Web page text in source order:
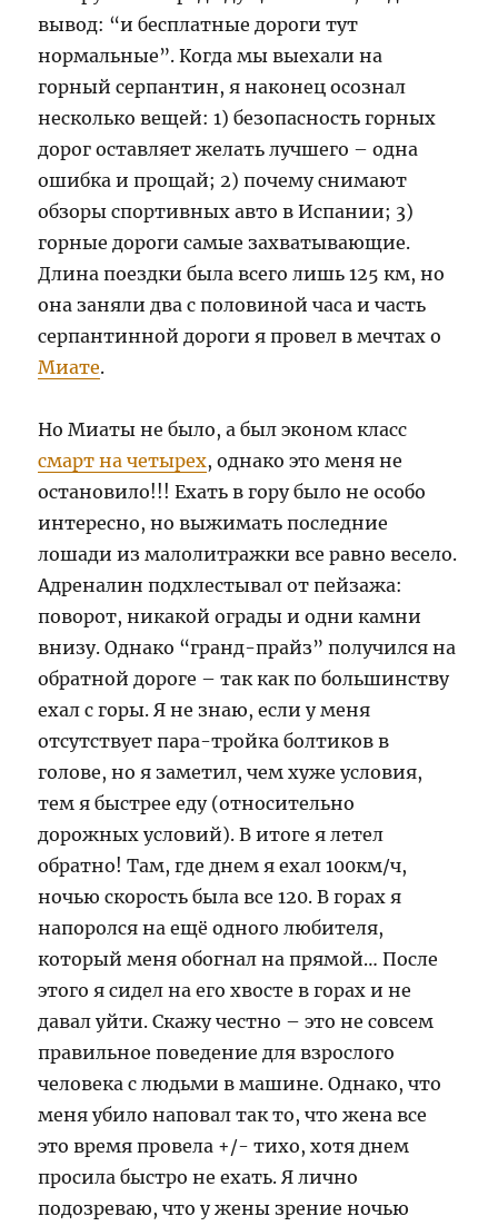
вывод: “и бесплатные дороги тут
нормальные”. Когда мы выехали на
горный серпантин, я наконец осознал
несколько вещей: 1) безопасность горных
дорог оставляет желать лучшего – одна
ошибка и прощай; 2) почему снимают
обзоры спортивных авто в Испании; 3)
горные дороги самые захватывающие.
Длина поездки была всего лишь 125 км, но
она заняли два с половиной часа и часть
серпантинной дороги я провел в мечтах о
Миате.
Но Миаты не было, а был эконом класс
смарт на четырех, однако это меня не
остановило!!! Ехать в гору было не особо
интересно, но выжимать последние
лошади из малолитражки все равно весело.
Адреналин подхлестывал от пейзажа:
поворот, никакой ограды и одни камни
внизу. Однако “гранд-прайз” получился на
обратной дороге – так как по большинству
ехал с горы. Я не знаю, если у меня
отсутствует пара-тройка болтиков в
голове, но я заметил, чем хуже условия,
тем я быстрее еду (относительно
дорожных условий). В итоге я летел
обратно! Там, где днем я ехал 100км/ч,
ночью скорость была все 120. В горах я
напоролся на ещё одного любителя,
который меня обогнал на прямой… После
этого я сидел на его хвосте в горах и не
давал уйти. Скажу честно – это не совсем
правильное поведение для взрослого
человека с людьми в машине. Однако, что
меня убило наповал так то, что жена все
это время провела +/- тихо, хотя днем
просила быстро не ехать. Я лично
подозреваю, что у жены зрение ночью